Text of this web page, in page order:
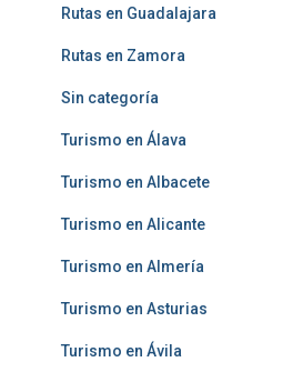
Rutas en Guadalajara
Rutas en Zamora
Sin categoría
Turismo en Álava
Turismo en Albacete
Turismo en Alicante
Turismo en Almería
Turismo en Asturias
Turismo en Ávila